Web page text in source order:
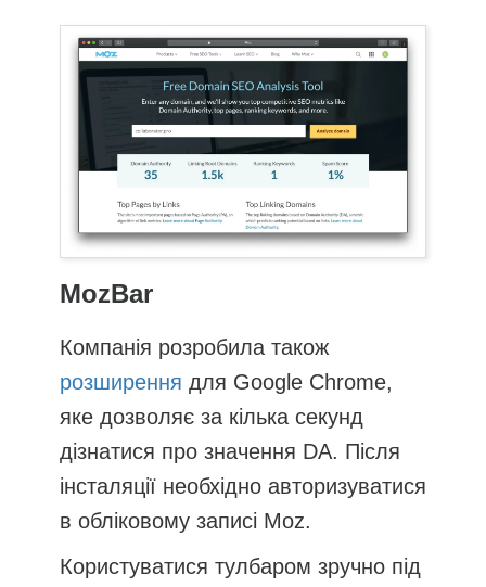
MozBar
Компанія розробила також
розширення для Google Chrome,
яке дозволяє за кілька секунд
дізнатися про значення DA. Після
інсталяції необхідно авторизуватися
в обліковому записі Moz.
Користуватися тулбаром зручно під